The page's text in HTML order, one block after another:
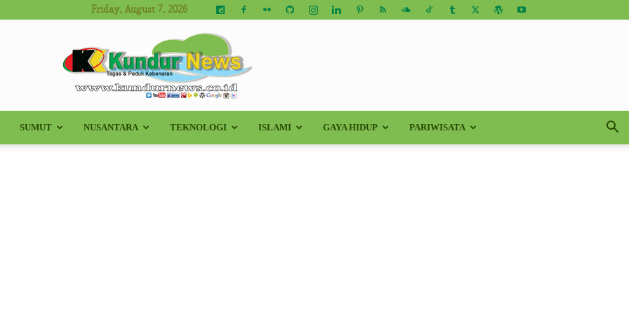
Friday, August 7, 2026
Kundur
SUMUT NUSANTARA TEKNOLOGI ISLAMI GAYA HIDUP PARIWISATA